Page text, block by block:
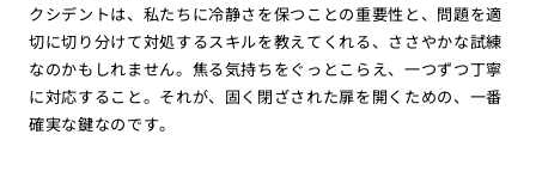
クシデントは、私たちに冷静さを保つことの重要性と、問題を適
切に切り分けて対処するスキルを教えてくれる、ささやかな試練
なのかもしれません。焦る気持ちをぐっとこらえ、一つずつ丁寧
に対応すること。それが、固く閉ざされた扉を開くための、一番
確実な鍵なのです。